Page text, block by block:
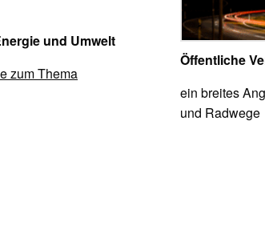
und Umwelt
zum Thema
Öffentliche
ein breites
und Radwege